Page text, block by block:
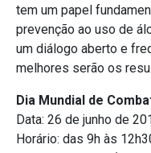
tem um papel
prevenção ao uso de
um diálogo aberto e
melhores serão os
Dia Mundial de
Data: 26 de junho de
Horário: das 9h às